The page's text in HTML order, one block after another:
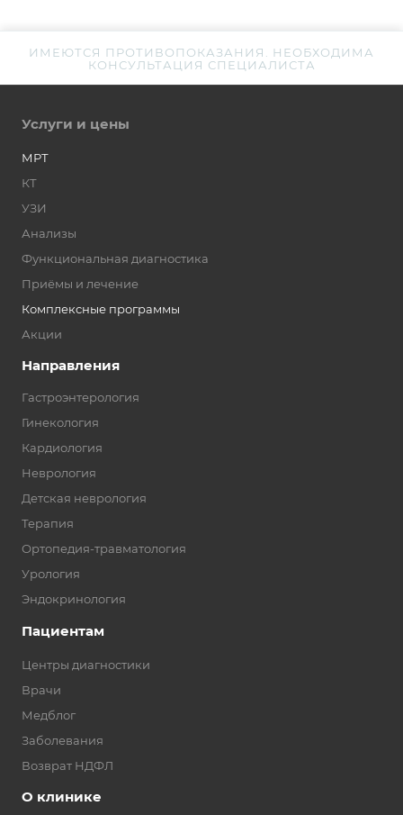
ИМЕЮТСЯ ПРОТИВОПОКАЗАНИЯ. НЕОБХОДИМА
КОНСУЛЬТАЦИЯ СПЕЦИАЛИСТА
Услуги и цены
МРТ
КТ
УЗИ
Анализы
Функциональная диагностика
Приёмы и лечение
Комплексные программы
Акции
Направления
Гастроэнтерология
Гинекология
Кардиология
Неврология
Детская неврология
Терапия
Ортопедия-травматология
Урология
Эндокринология
Пациентам
Центры диагностики
Врачи
Медблог
Заболевания
Возврат НДФЛ
О клинике